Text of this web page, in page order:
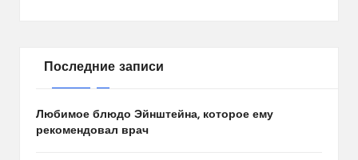
Последние записи
Любимое блюдо Эйнштейна, которое ему
рекомендовал врач